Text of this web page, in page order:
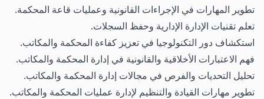
تطوير المهارات في الإجراءات القانونية وعمليات قاعة المحكمة.
تعلم تقنيات الإدارة الإدارية وحفظ السجلات.
استكشاف دور التكنولوجيا في تعزيز كفاءة المحكمة والمكاتب.
فهم الاعتبارات الأخلاقية والقانونية في إدارة المحكمة والمكاتب.
تحليل التحديات والفرص في مجالات إدارة المحكمة والمكاتب.
تطوير مهارات القيادة والتنظيم لإدارة عمليات المحكمة والمكاتب.